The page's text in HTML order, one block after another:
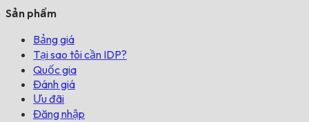
Sản phẩm
Bảng giá
Tại sao tôi cần IDP?
Quốc gia
Đánh giá
Ưu đãi
Đăng nhập